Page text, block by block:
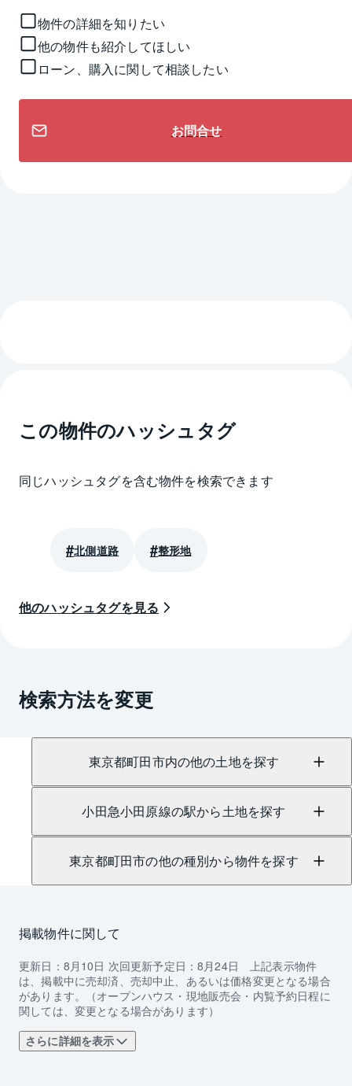
物件の詳細を知りたい
他の物件も紹介してほしい
ローン、購入に関して相談したい
お問合せ
この物件のハッシュタグ
同じハッシュタグを含む物件を検索できます
北側道路 整形地
他のハッシュタグを見る
検索方法を変更
東京都町田市内の他の土地を探す
小田急小田原線の駅から土地を探す
東京都町田市の他の種別から物件を探す
掲載物件に関して
更新日： 8月10日 次回更新予定日：8月24日
上記表示物件
は、掲載中に売却済、売却中止、あるいは価格変更となる場合
があります。（オープンハウス・現地販売会・内覧予約日程に
関しては、変更となる場合があります）
さらに詳細を表示